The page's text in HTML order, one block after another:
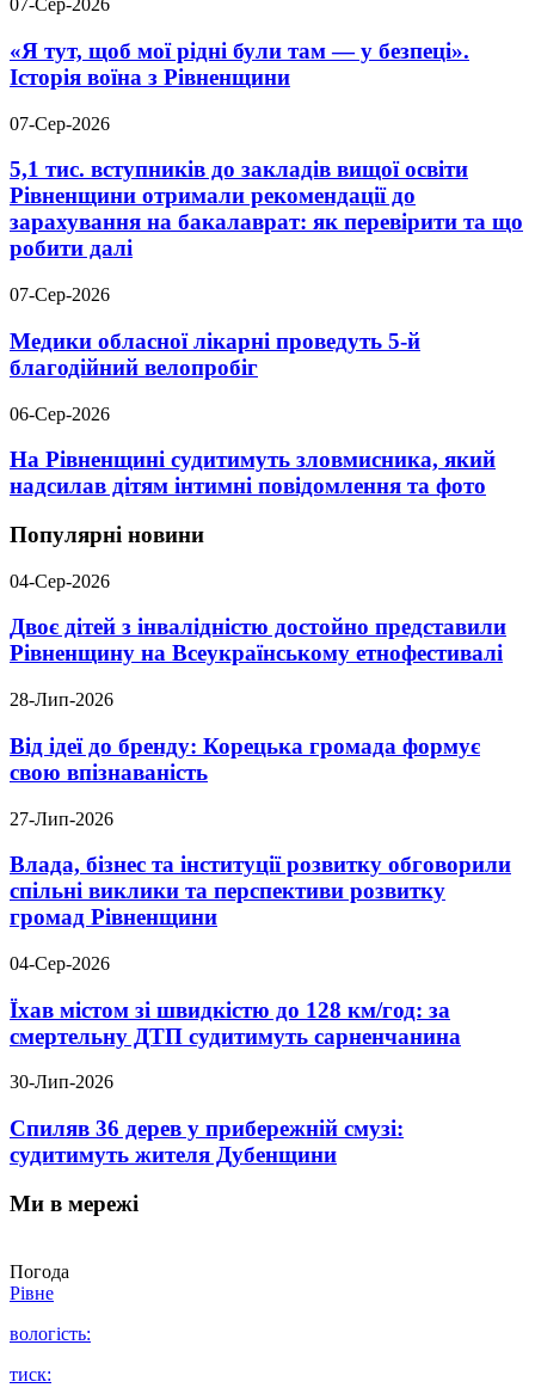
07-Сер-2026
«Я тут, щоб мої рідні були там — у безпеці».
Історія воїна з Рівненщини
07-Сер-2026
5,1 тис. вступників до закладів вищої освіти
Рівненщини отримали рекомендації до
зарахування на бакалаврат: як перевірити та що
робити далі
07-Сер-2026
Медики обласної лікарні проведуть 5-й
благодійний велопробіг
06-Сер-2026
На Рівненщині судитимуть зловмисника, який
надсилав дітям інтимні повідомлення та фото
Популярні новини
04-Сер-2026
Двоє дітей з інвалідністю достойно представили
Рівненщину на Всеукраїнському етнофестивалі
28-Лип-2026
Від ідеї до бренду: Корецька громада формує
свою впізнаваність
27-Лип-2026
Влада, бізнес та інституції розвитку обговорили
спільні виклики та перспективи розвитку
громад Рівненщини
04-Сер-2026
Їхав містом зі швидкістю до 128 км/год: за
смертельну ДТП судитимуть сарненчанина
30-Лип-2026
Спиляв 36 дерев у прибережній смузі:
судитимуть жителя Дубенщини
Ми в мережі
Погода
Рівне
вологість:
тиск: